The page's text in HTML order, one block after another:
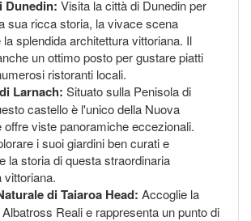
Dunedin: Visita la città di Dunedin per
sua ricca storia, la vivace scena
splendida architettura vittoriana. Il
un ottimo posto per gustare piatti
ristoranti locali.
Larnach: Situato sulla Penisola di
castello è l'unico della Nuova
offre viste panoramiche eccezionali.
i suoi giardini ben curati e
la storia di questa straordinaria
vittoriana.
di Taiaroa Head: Accoglie la
Reali e rappresenta un punto di